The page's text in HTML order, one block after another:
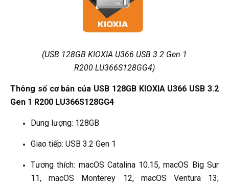
(USB 128GB KIOXIA U366 USB 3.2 Gen 1
R200 LU366S128GG4)
Thông số cơ bản của USB 128GB KIOXIA U366 USB 3.2
Gen 1 R200 LU366S128GG4
Dung lượng: 128GB
Giao tiếp: USB 3.2 Gen 1
Tương thích: macOS Catalina 10.15, macOS Big Sur
11, macOS Monterey 12, macOS Ventura 13;